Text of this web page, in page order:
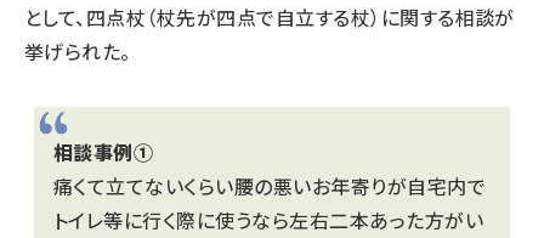
として、四点杖（杖先が四点で自立する杖）に関する相談が
挙げられた。
相談事例①
痛くて立てないくらい腰の悪いお年寄りが自宅内で
トイレ等に行く際に使うなら左右二本あった方がい